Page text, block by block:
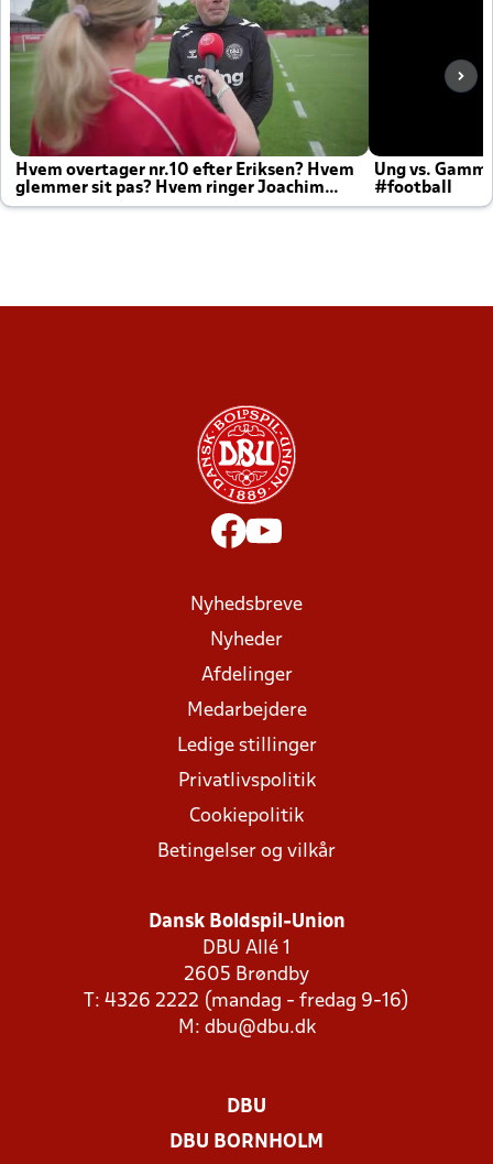
Hvem overtager nr.10 efter Eriksen? Hvem
glemmer sit pas? Hvem ringer Joachim
altid til efter kampe?
Ung vs.
#football
Nyhedsbreve
Nyheder
Afdelinger
Medarbejdere
Ledige stillinger
Privatlivspolitik
Cookiepolitik
Betingelser og vilkår
Dansk Boldspil-Union
DBU Allé 1
2605 Brøndby
T: 4326 2222 (mandag - fredag 9-16)
M: dbu@dbu.dk
DBU
DBU BORNHOLM